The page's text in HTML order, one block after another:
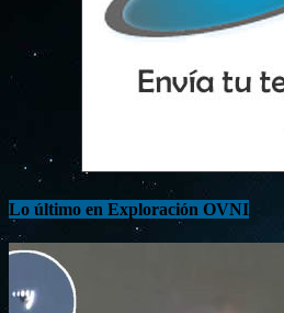
Lo último en Exploración OVNI